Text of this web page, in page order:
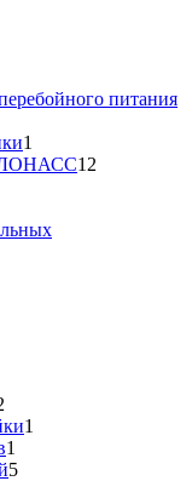
питания
1
товар12
товара
1
1
товар
55